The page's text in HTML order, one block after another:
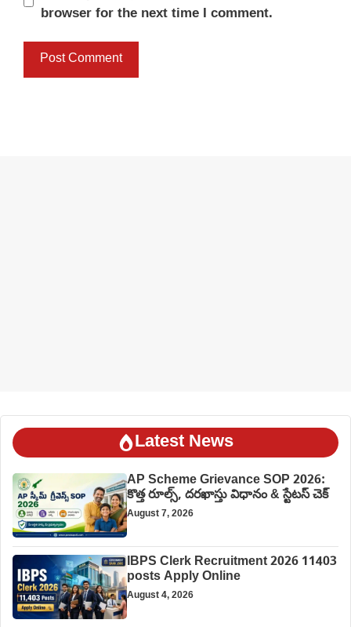
browser for the next time I comment.
Latest News
AP Scheme Grievance SOP 2026:
కొత్త రూల్స్, దరఖాస్తు విధానం & స్టేటస్ చెక్
August 7, 2026
IBPS Clerk Recruitment 2026 11403
posts Apply Online
August 4, 2026